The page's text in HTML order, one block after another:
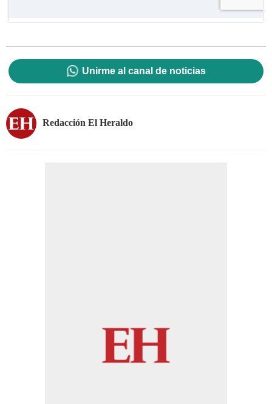
Unirme al canal de noticias
Redacción El Heraldo